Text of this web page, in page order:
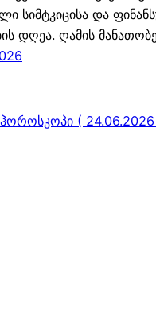
სიმტკიცისა და
დღეა. ღამის